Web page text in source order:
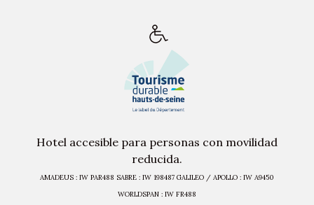
Hotel accesible para personas con movilidad
reducida.
AMADEUS : IW PAR488 SABRE : IW 198487 GALILEO / APOLLO : IW A9450
WORLDSPAN : IW FR488